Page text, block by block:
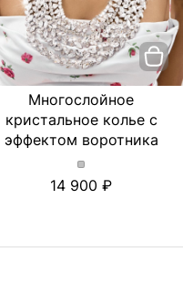
Многослойное
кристальное колье с
эффектом воротника
Многослойное
кристальное
14 900